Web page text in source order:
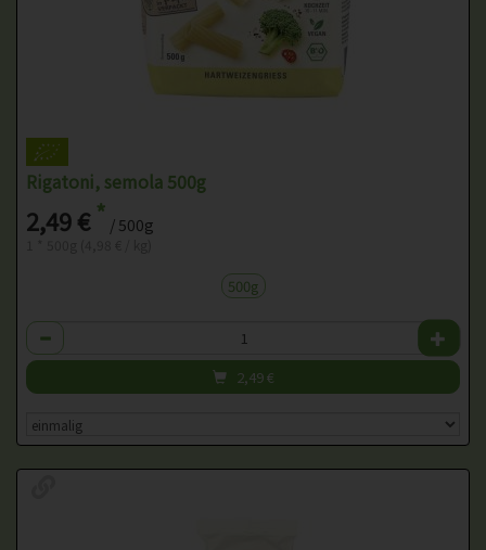
Rigatoni, semola 500g
2,49 €* / 500g
500g
Anzahl
2,49€